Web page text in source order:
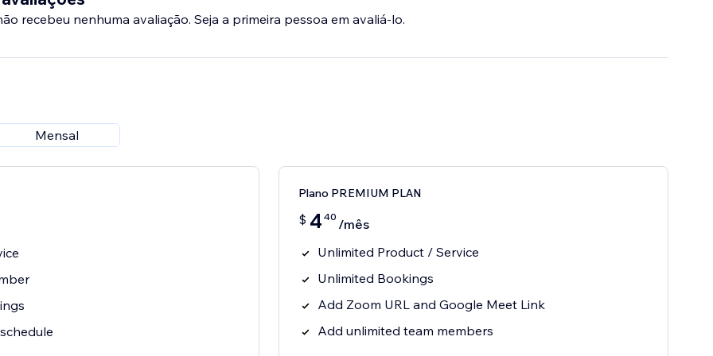
recebeu nenhuma avaliação. Seja a primeira pessoa em avaliá-lo.
Mensal
Plano PREMIUM PLAN
$ 4 40 /mês
Unlimited Product / Service
Unlimited Bookings
Add Zoom URL and Google Meet Link
Add unlimited team members